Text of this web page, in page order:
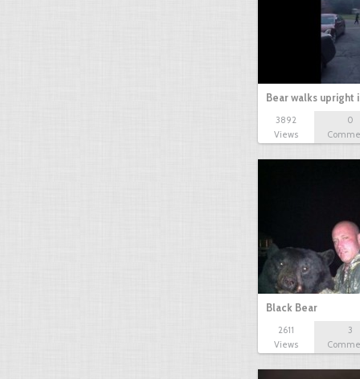
Bear walks upright
3892
Views
0
Black Bear
2611
Views
3